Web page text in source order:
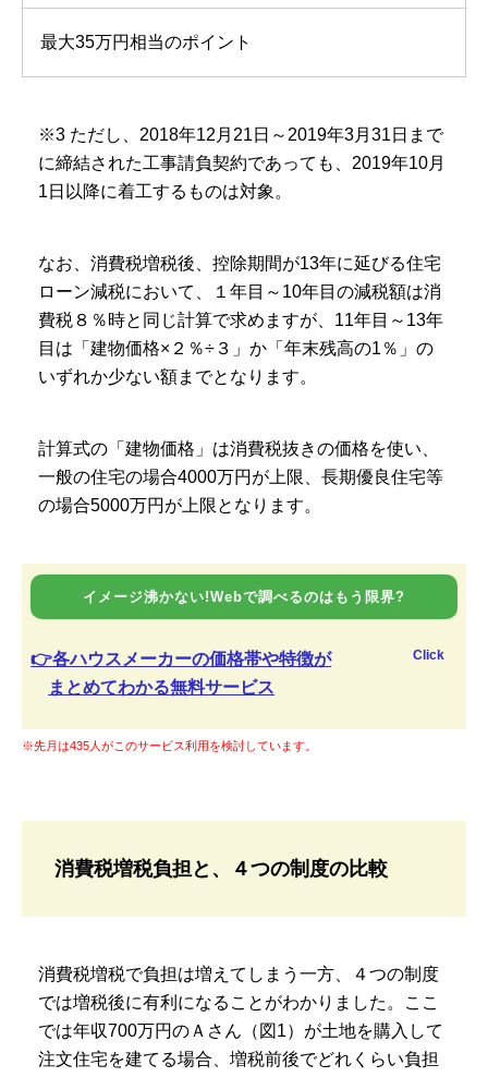
最大35万円相当のポイント
※3 ただし、2018年12月21日～2019年3月31日まで
に締結された工事請負契約であっても、2019年10月
1日以降に着工するものは対象。
なお、消費税増税後、控除期間が13年に延びる住宅
ローン減税において、１年目～10年目の減税額は消
費税８％時と同じ計算で求めますが、11年目～13年
目は「建物価格×２％÷３」か「年末残高の1％」の
いずれか少ない額までとなります。
計算式の「建物価格」は消費税抜きの価格を使い、
一般の住宅の場合4000万円が上限、長期優良住宅等
の場合5000万円が上限となります。
イメージ沸かない!Webで調べるのはもう限界?
👉各ハウスメーカーの価格帯や特徴が
まとめてわかる無料サービス
Click
※先月は435人がこのサービス利用を検討しています。
消費税増税負担と、４つの制度の比較
消費税増税で負担は増えてしまう一方、４つの制度
では増税後に有利になることがわかりました。ここ
では年収700万円のＡさん（図1）が土地を購入して
注文住宅を建てる場合、増税前後でどれくらい負担